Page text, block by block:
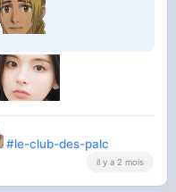
#le-club-des-palc
il y a 2 mois